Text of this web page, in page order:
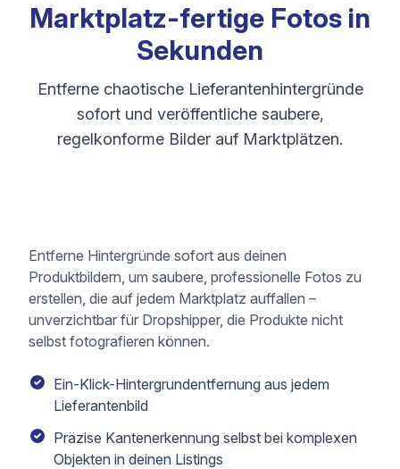
Marktplatz-fertige Fotos in
Sekunden
Entferne chaotische Lieferantenhintergründe
sofort und veröffentliche saubere,
regelkonforme Bilder auf Marktplätzen.
Entferne Hintergründe sofort aus deinen
Produktbildern, um saubere, professionelle Fotos zu
erstellen, die auf jedem Marktplatz auffallen –
unverzichtbar für Dropshipper, die Produkte nicht
selbst fotografieren können.
Ein-Klick-Hintergrundentfernung aus jedem
Lieferantenbild
Präzise Kantenerkennung selbst bei komplexen
Objekten in deinen Listings